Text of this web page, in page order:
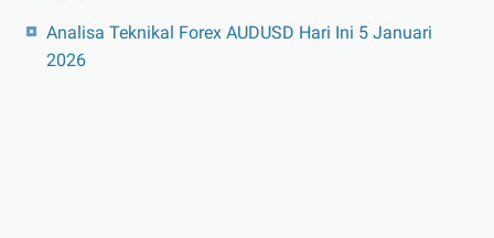
Analisa Teknikal Forex AUDUSD Hari Ini 5 Januari
2026